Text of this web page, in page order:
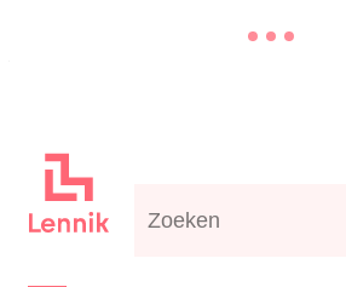
Lennik
Waarmee kunnen